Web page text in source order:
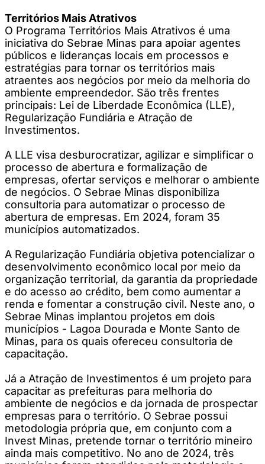
Territórios Mais Atrativos
O Programa Territórios Mais Atrativos é uma
iniciativa do Sebrae Minas para apoiar agentes
públicos e lideranças locais em processos e
estratégias para tornar os territórios mais
atraentes aos negócios por meio da melhoria do
ambiente empreendedor. São três frentes
principais: Lei de Liberdade Econômica (LLE),
Regularização Fundiária e Atração de
Investimentos.
A LLE visa desburocratizar, agilizar e simplificar o
processo de abertura e formalização de
empresas, ofertar serviços e melhorar o ambiente
de negócios. O Sebrae Minas disponibiliza
consultoria para automatizar o processo de
abertura de empresas. Em 2024, foram 35
municípios automatizados.
A Regularização Fundiária objetiva potencializar o
desenvolvimento econômico local por meio da
organização territorial, da garantia da propriedade
e do acesso ao crédito, bem como aumentar a
renda e fomentar a construção civil. Neste ano, o
Sebrae Minas implantou projetos em dois
municípios - Lagoa Dourada e Monte Santo de
Minas, para os quais ofereceu consultoria de
capacitação.
Já a Atração de Investimentos é um projeto para
capacitar as prefeituras para melhoria do
ambiente de negócios e da jornada de prospectar
empresas para o território. O Sebrae possui
metodologia própria que, em conjunto com a
Invest Minas, pretende tornar o território mineiro
ainda mais competitivo. No ano de 2024, três